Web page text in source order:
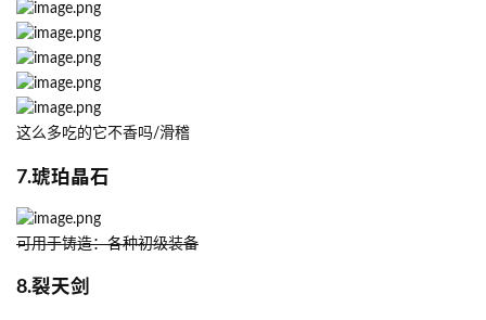
这么多吃的它不香吗/滑稽
7.琥珀晶石
可用于铸造：各种初级装备
8.裂天剑